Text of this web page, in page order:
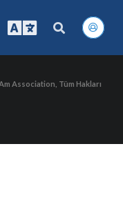
Association, Tüm Hakları